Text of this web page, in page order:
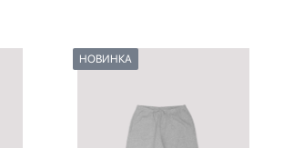
НОВИНКА